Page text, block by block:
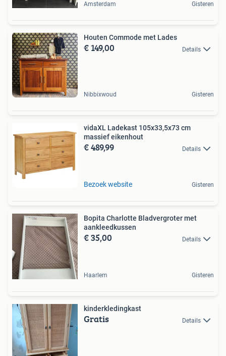
Amsterdam Gisteren
Houten Commode met Lades
€ 149,00 Details
Nibbixwoud Gisteren
vidaXL Ladekast 105x33,5x73 cm
massief eikenhout
€ 489,99 Details
Bezoek website Gisteren
Bopita Charlotte Bladvergroter met
aankleedkussen
€ 35,00 Details
Haarlem Gisteren
kinderkledingkast
Gratis Details